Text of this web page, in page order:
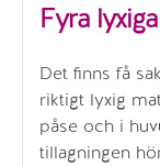
Fyra
Det finns få
riktigt lyxig
påse och i
tillagningen